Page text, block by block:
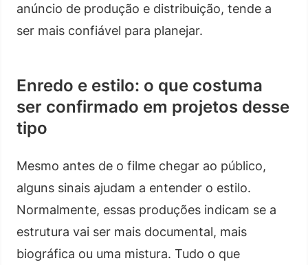
anúncio de produção e distribuição, tende a
ser mais confiável para planejar.
Enredo e estilo: o que costuma
ser confirmado em projetos desse
tipo
Mesmo antes de o filme chegar ao público,
alguns sinais ajudam a entender o estilo.
Normalmente, essas produções indicam se a
estrutura vai ser mais documental, mais
biográfica ou uma mistura. Tudo o que